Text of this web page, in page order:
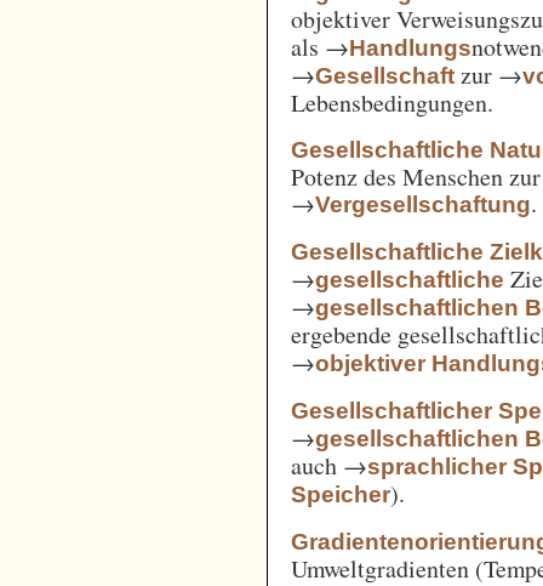
objektiver
als →Handlungs
→Gesellschaft zur →
Lebensbedingungen.
Gesellschaftliche
Potenz des Menschen
→Vergesellschaftung.
Gesellschaftliche
→gesellschaftliche
→gesellschaftlichen
ergebende
→objektiver
Gesellschaftlicher
→gesellschaftlichen
auch →sprachlicher
Speicher).
Umweltgradienten